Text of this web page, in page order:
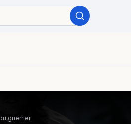
guerrier